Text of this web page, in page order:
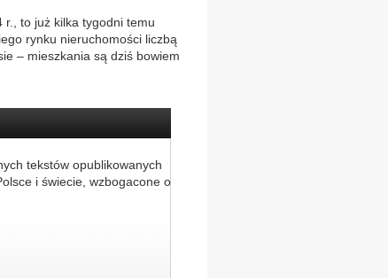
r., to już kilka tygodni temu
rynku nieruchomości liczbą
– mieszkania są dziś bowiem
tekstów opublikowanych
i świecie, wzbogacone o